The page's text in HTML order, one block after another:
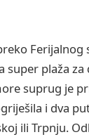
Ferijalnog
super plaža
suprug je
i dva
ili Trpnju.